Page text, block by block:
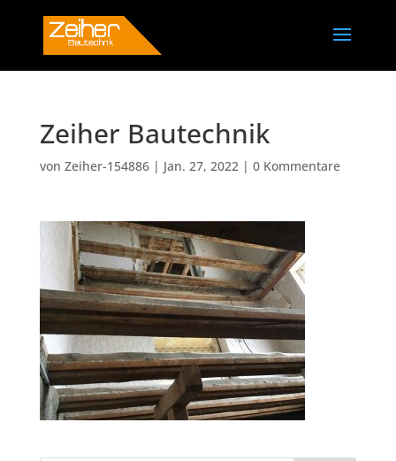
Zeiher Bautechnik
von Zeiher-154886| Jan. 27, 2022| 0 Kommentare